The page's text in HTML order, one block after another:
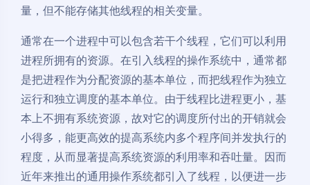
量，但不能存储其他线程的相关变量。
通常在一个进程中可以包含若干个线程，它们可以利用
进程所拥有的资源。在引入线程的操作系统中，通常都
是把进程作为分配资源的基本单位，而把线程作为独立
运行和独立调度的基本单位。由于线程比进程更小，基
本上不拥有系统资源，故对它的调度所付出的开销就会
小得多，能更高效的提高系统内多个程序间并发执行的
程度，从而显著提高系统资源的利用率和吞吐量。因而
近年来推出的通用操作系统都引入了线程，以便进一步